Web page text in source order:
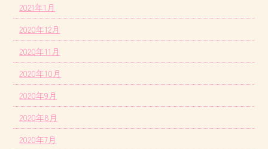
2021年1月
2020年12月
2020年11月
2020年10月
2020年9月
2020年8月
2020年7月